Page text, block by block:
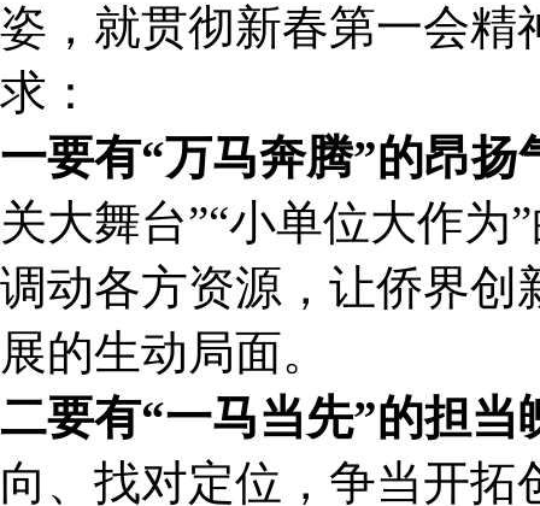
姿，就贯彻新春第一会精
求：
一要有“万马奔腾”的昂
关大舞台”“小单位大作
调动各方资源，让侨界创
展的生动局面。
二要有“一马当先”的担
向、找对定位，争当开拓